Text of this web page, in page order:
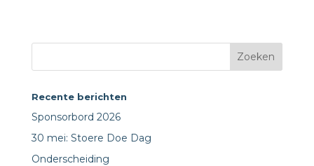
Recente berichten
Sponsorbord 2026
30 mei: Stoere Doe Dag
Onderscheiding